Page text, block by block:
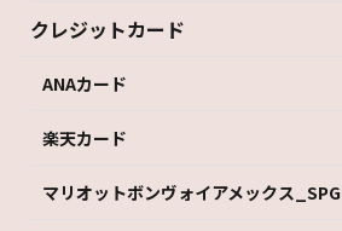
クレジットカード
ANAカード
楽天カード
マリオットボンヴォイアメックス_SPG